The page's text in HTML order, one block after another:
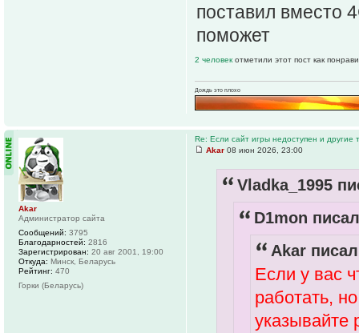
поставил вместо
поможет
2 человек отметили этот пост как
Дождь это плохо
Re: Если сайт игры недоступен и другие
Akar 08 июн 2026, 23:00
Vladka_1995
D1mon
Akar
Если у вас
работать,
указывайте
Akar
Администратор сайта
Сообщений: 3795
Благодарностей: 2816
Зарегистрирован: 20 авг 2001, 19:00
Откуда: Минск, Беларусь
Рейтинг: 470
Горки (Беларусь)